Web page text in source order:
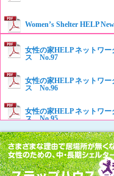
Women’s Shelter HELP
Women’s Shelter HELP
Women’s Shelter HELP
Women’s Shelter HELP
Women’s Shelter HELP
女性の家HELP ネットワー
ス No.97
女性の家HELP ネットワー
ス No.96
女性の家HELP ネットワー
ス No.95
女性の家HELP ネットワー
ス No.94
女性の家HELP ネットワー